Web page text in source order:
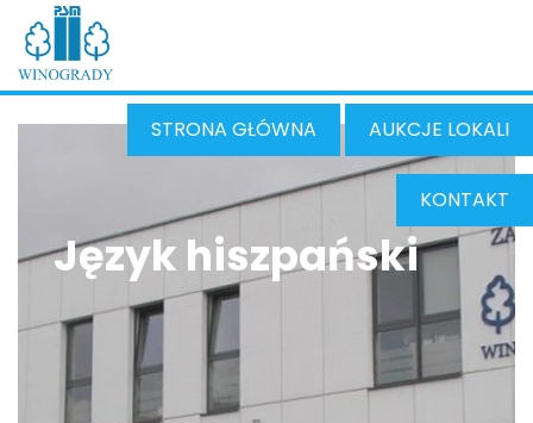
STRONA GŁÓWNA AUKCJE LOKALI
KONTAKT
Język hiszpański